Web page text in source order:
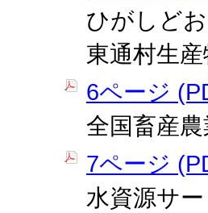
ひがしど
東通村生
6ページ
全国畜産
7ページ
水資源サ